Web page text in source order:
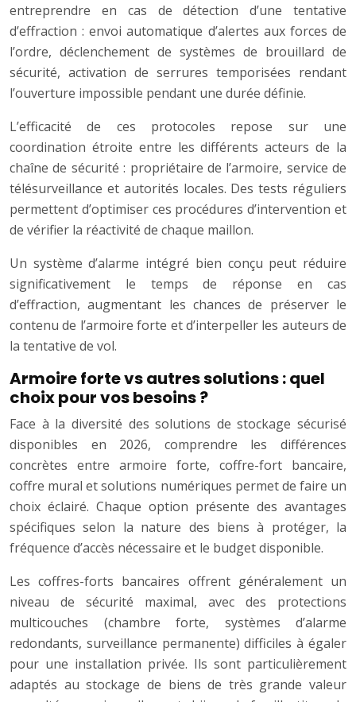
entreprendre en cas de détection d’une tentative
d’effraction : envoi automatique d’alertes aux forces de
l’ordre, déclenchement de systèmes de brouillard de
sécurité, activation de serrures temporisées rendant
l’ouverture impossible pendant une durée définie.
L’efficacité de ces protocoles repose sur une
coordination étroite entre les différents acteurs de la
chaîne de sécurité : propriétaire de l’armoire, service de
télésurveillance et autorités locales. Des tests réguliers
permettent d’optimiser ces procédures d’intervention et
de vérifier la réactivité de chaque maillon.
Un système d’alarme intégré bien conçu peut réduire
significativement le temps de réponse en cas
d’effraction, augmentant les chances de préserver le
contenu de l’armoire forte et d’interpeller les auteurs de
la tentative de vol.
Armoire forte vs autres solutions : quel
choix pour vos besoins ?
Face à la diversité des solutions de stockage sécurisé
disponibles en 2026, comprendre les différences
concrètes entre armoire forte, coffre-fort bancaire,
coffre mural et solutions numériques permet de faire un
choix éclairé. Chaque option présente des avantages
spécifiques selon la nature des biens à protéger, la
fréquence d’accès nécessaire et le budget disponible.
Les coffres-forts bancaires offrent généralement un
niveau de sécurité maximal, avec des protections
multicouches (chambre forte, systèmes d’alarme
redondants, surveillance permanente) difficiles à égaler
pour une installation privée. Ils sont particulièrement
adaptés au stockage de biens de très grande valeur